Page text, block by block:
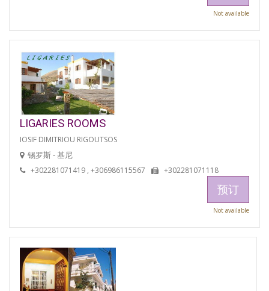
Not available
LIGARIES ROOMS
IOSIF DIMITRIOU RIGOUTSOS
锡罗斯 - 基尼
+302281071419 , +306986115567 +302281071118
预订
Not available